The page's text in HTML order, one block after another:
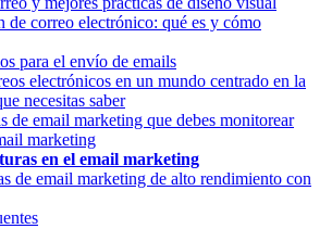
de correo electrónico: qué es y cómo
para el envío de emails
electrónicos en un mundo centrado en la
necesitas saber
de email marketing que debes monitorear
marketing
en el email marketing
de email marketing de alto rendimiento con